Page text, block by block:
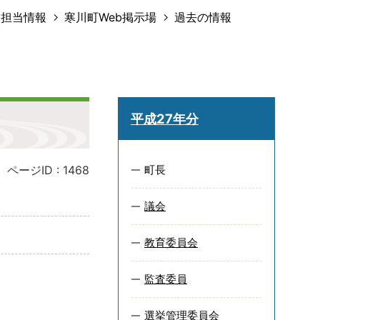
担当情報 寒川町Web掲示場
過去の情報
ページID : 1468
平成27年分
町長
議会
教育委員会
監査委員
選挙管理委員会